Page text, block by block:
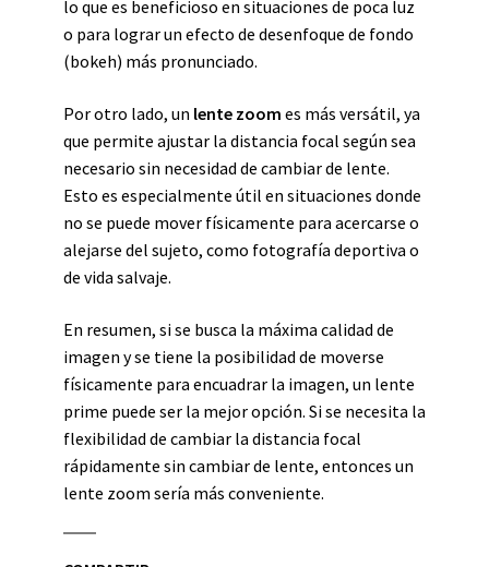
lo que es beneficioso en situaciones de poca luz
o para lograr un efecto de desenfoque de fondo
(bokeh) más pronunciado.
Por otro lado, un lente zoom es más versátil, ya
que permite ajustar la distancia focal según sea
necesario sin necesidad de cambiar de lente.
Esto es especialmente útil en situaciones donde
no se puede mover físicamente para acercarse o
alejarse del sujeto, como fotografía deportiva o
de vida salvaje.
En resumen, si se busca la máxima calidad de
imagen y se tiene la posibilidad de moverse
físicamente para encuadrar la imagen, un lente
prime puede ser la mejor opción. Si se necesita la
flexibilidad de cambiar la distancia focal
rápidamente sin cambiar de lente, entonces un
lente zoom sería más conveniente.